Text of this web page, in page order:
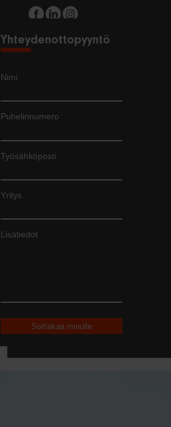
Yhteydenottopyyntö
Nimi
Puhelinnumero
Työsähköposti
Yritys
Lisätiedot